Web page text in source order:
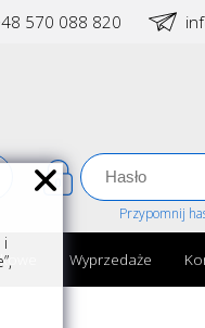
570 088 820
Przypomnij
Wyprzedaże
i